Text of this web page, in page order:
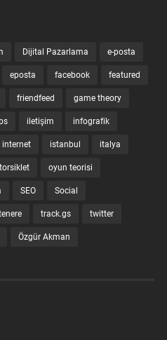
Dijital Pazarlama e-posta
eposta facebook featured
friendfeed game theory
iletişim infografik
internet istanbul italya
oyun teorisi
SEO Social
track.gs twitter
Özgür Akman